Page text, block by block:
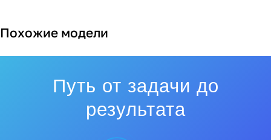
Похожие модели
Путь от задачи до
результата